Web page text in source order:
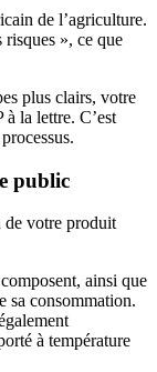
de l’agriculture.
», ce que
plus clairs, votre
la lettre. C’est
public
de votre produit
ainsi que
sa consommation.
à température